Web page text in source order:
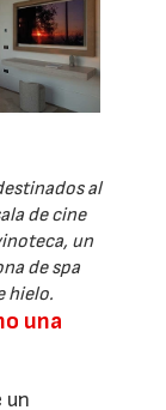
al
de cine
un
de spa
hielo.
una
un